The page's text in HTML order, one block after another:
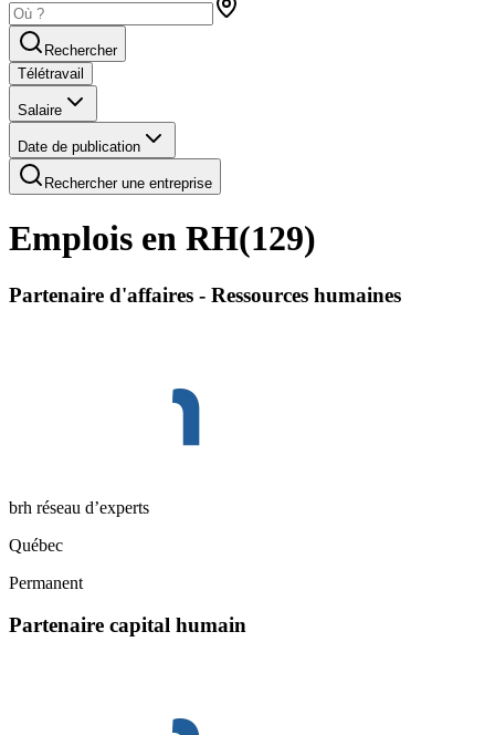
Rechercher
Télétravail
Salaire
Date de publication
Rechercher une entreprise
Emplois en RH(129)
Partenaire d'affaires - Ressources humaines
brh réseau d’experts
Québec
Permanent
Partenaire capital humain